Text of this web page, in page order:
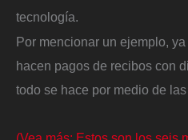
tecnología.
Por mencionar un ejemplo,
hacen pagos de recibos con
todo se hace por medio de